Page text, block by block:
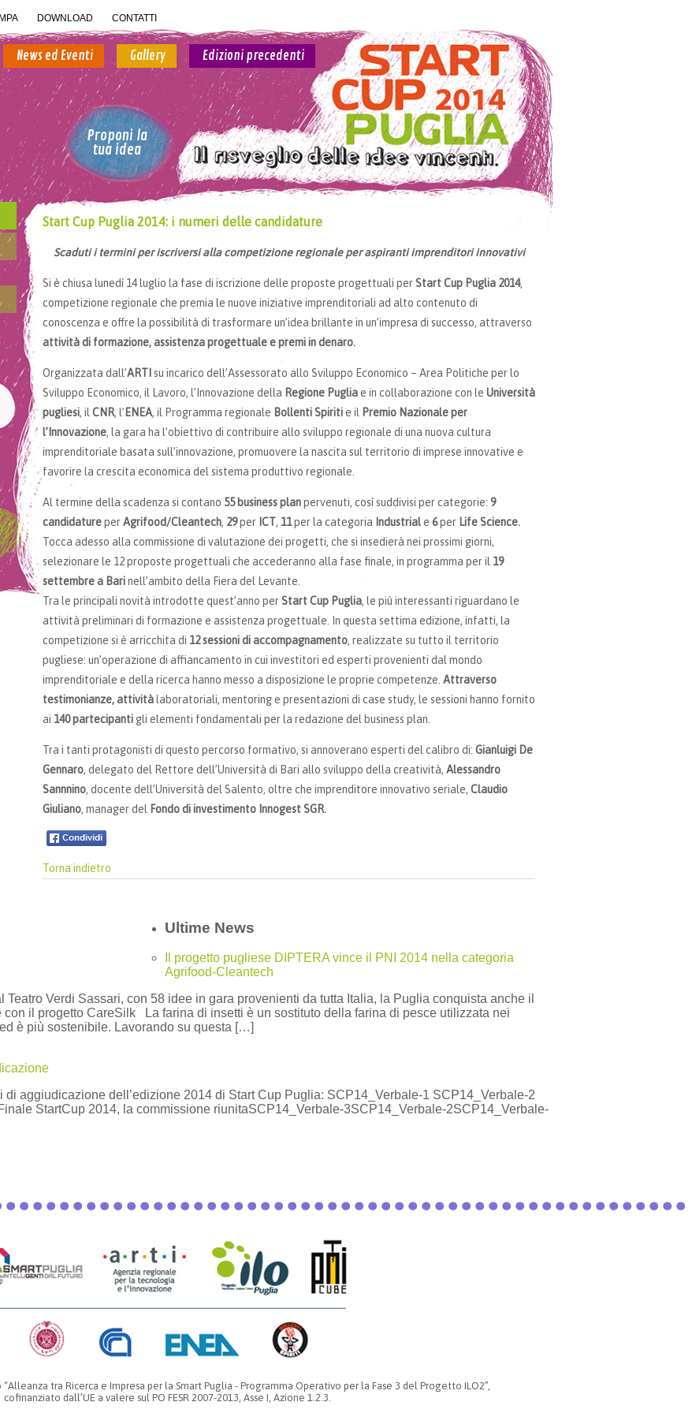
DOWNLOAD CONTATTI
News ed Eventi Gallery Edizioni precedenti
Proponi la
tua idea
Start Cup Puglia 2014: i numeri delle candidature
Scaduti i termini per iscriversi alla competizione regionale per aspiranti imprenditori innovativi
Si è chiusa lunedì 14 luglio la fase di iscrizione delle proposte progettuali perStart Cup Puglia 2014,
competizione regionale che premia le nuove iniziative imprenditoriali ad alto contenuto di
conoscenza e offre la possibilità di trasformare un’idea brillante in un’impresa di successo, attraverso
attività di formazione, assistenza progettuale e premi in denaro.
Organizzata dall’ARTI su incarico dell’Assessorato allo Sviluppo Economico – Area Politiche per lo
Sviluppo Economico, il Lavoro, l’Innovazione della Regione Pugliae in collaborazione con le Università
pugliesi, il CNR, l’ ENEA, il Programma regionale Bollenti Spiritie il Premio Nazionale per
l’Innovazione, la gara ha l’obiettivo di contribuire allo sviluppo regionale di una nuova cultura
imprenditoriale basata sull’innovazione, promuovere la nascita sul territorio di imprese innovative e
favorire la crescita economica del sistema produttivo regionale.
Al termine della scadenza si contano 55 business planpervenuti, così suddivisi per categorie: 9
candidatureperAgrifood/Cleantech, 29per ICT, 11per la categoria Industriale 6per Life Science.
Tocca adesso alla commissione di valutazione dei progetti, che si insedierà nei prossimi giorni,
selezionare le 12 proposte progettuali che accederanno alla fase finale, in programma per il 19
settembre a Barinell’ambito della Fiera del Levante.
Tra le principali novità introdotte quest’anno perStart Cup Puglia, le più interessanti riguardano le
attività preliminari di formazione e assistenza progettuale. In questa settima edizione, infatti, la
competizione si è arricchita di 12 sessioni di accompagnamento, realizzate su tutto il territorio
pugliese: un’operazione di affiancamento in cui investitori ed esperti provenienti dal mondo
imprenditoriale e della ricerca hanno messo a disposizione le proprie competenze. Attraverso
testimonianze, attività laboratoriali, mentoring e presentazioni di case study, le sessioni hanno fornito
ai 140 partecipantigli elementi fondamentali per la redazione del business plan.
Tra i tanti protagonisti di questo percorso formativo, si annoverano esperti del calibro di: Gianluigi De
Gennaro, delegato del Rettore dell’Università di Bari allo sviluppo della creatività, Alessandro
Sannnino, docente dell’Università del Salento, oltre che imprenditore innovativo seriale, Claudio
Giuliano, manager del Fondo di investimento Innogest SGR.
Torna indietro
Ultime News
Il progetto pugliese DIPTERA vince il PNI 2014 nella categoria
Agrifood-Cleantech
Teatro Verdi Sassari, con 58 idee in gara provenienti da tutta Italia, la Puglia conquista anche il
con il progetto CareSilk La farina di insetti è un sostituto della farina di pesce utilizzata nei
è più sostenibile. Lavorando su questa […]
aggiudicazione dell’edizione 2014 di Start Cup Puglia: SCP14_Verbale-1 SCP14_Verbale-2
StartCup 2014, la commissione riunitaSCP14_Verbale-3SCP14_Verbale-2SCP14_Verbale-
tra Ricerca e Impresa per la Smart Puglia - Programma Operativo per la Fase 3 del Progetto ILO2”,
cofinanziato dall’UE a valere sul PO FESR 2007-2013, Asse I, Azione 1.2.3.